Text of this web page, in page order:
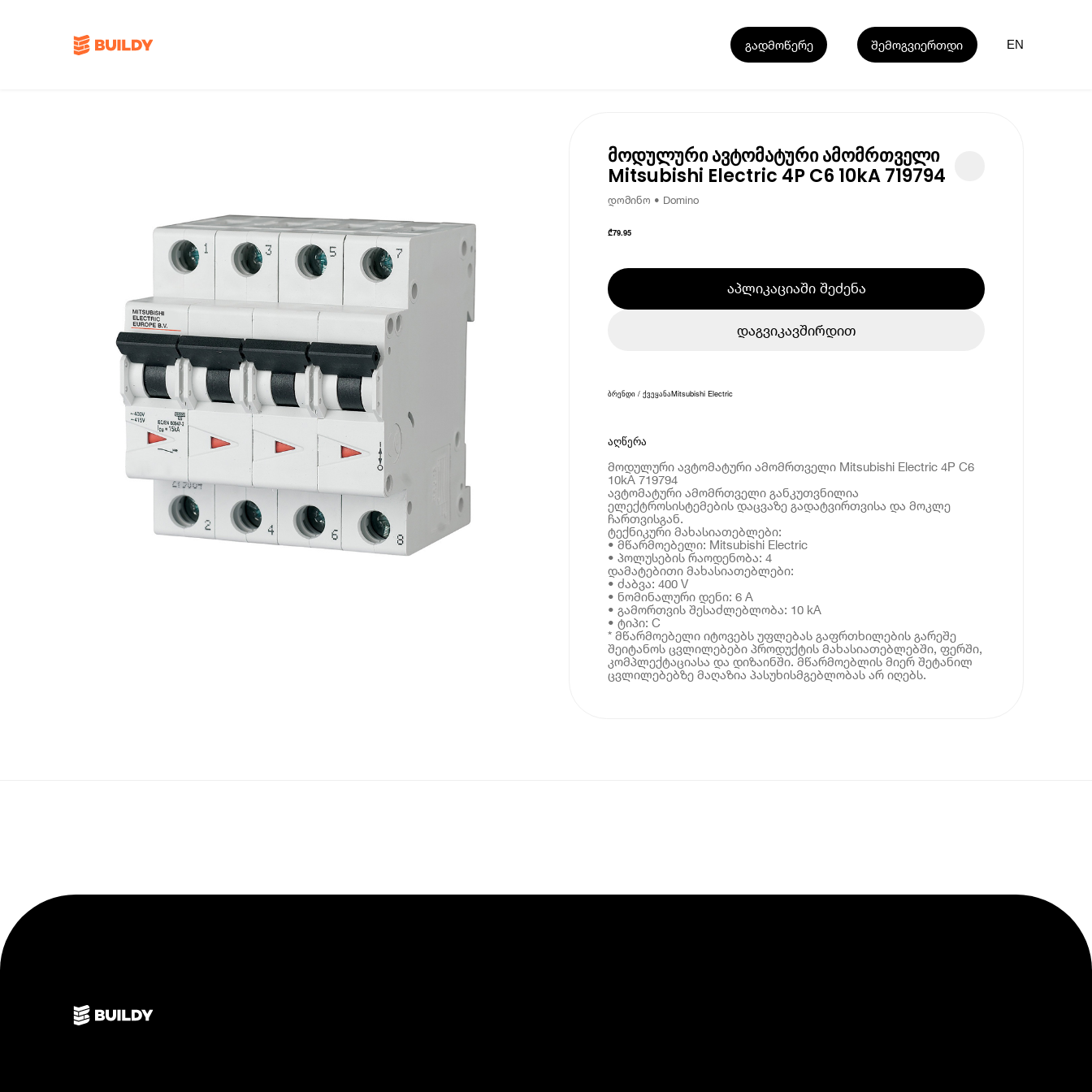
გადმოწერე შემოგვიერთდი EN
მოდულური ავტომატური ამომრთველი
Mitsubishi Electric 4P C6 10kA 719794
დომინო • Domino
₾79.95
აპლიკაციაში შეძენა
დაგვიკავშირდით
ბრენდი / ქვეყანაMitsubishi Electric
აღწერა
მოდულური ავტომატური ამომრთველი Mitsubishi Electric 4P C6
10kA 719794
ავტომატური ამომრთველი განკუთვნილია
ელექტროსისტემების დაცვაზე გადატვირთვისა და მოკლე
ჩართვისგან.
ტექნიკური მახასიათებლები:
• მწარმოებელი: Mitsubishi Electric
• პოლუსების რაოდენობა: 4
დამატებითი მახასიათებლები:
• ძაბვა: 400 V
• ნომინალური დენი: 6 A
• გამორთვის შესაძლებლობა: 10 kA
• ტიპი: C
* მწარმოებელი იტოვებს უფლებას გაფრთხილების გარეშე
შეიტანოს ცვლილებები პროდუქტის მახასიათებლებში, ფერში,
კომპლექტაციასა და დიზაინში. მწარმოებლის მიერ შეტანილ
ცვლილებებზე მაღაზია პასუხისმგებლობას არ იღებს.